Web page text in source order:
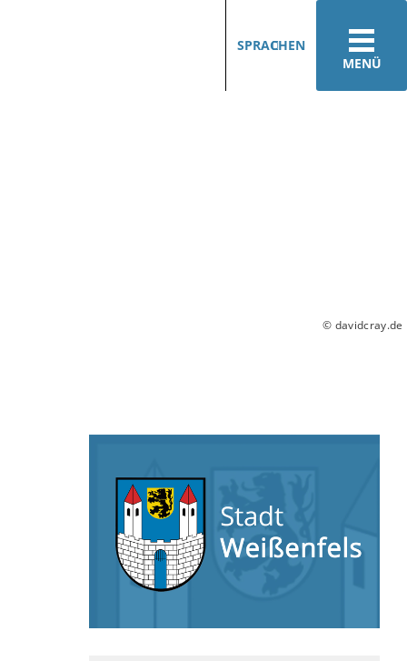
MENÜ
SPRACHEN
© davidcray.de